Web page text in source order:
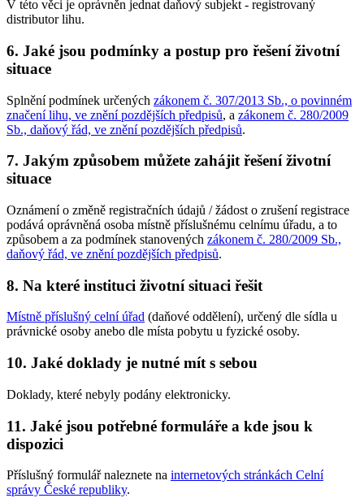
V této věci je oprávněn jednat daňový subjekt - registrovaný
distributor lihu.
6. Jaké jsou podmínky a postup pro řešení životní
situace
Splnění podmínek určených zákonem č. 307/2013 Sb., o povinném
značení lihu, ve znění pozdějších předpisů, a zákonem č. 280/2009
Sb., daňový řád, ve znění pozdějších předpisů.
7. Jakým způsobem můžete zahájit řešení životní
situace
Oznámení o změně registračních údajů / žádost o zrušení registrace
podává oprávněná osoba místně příslušnému celnímu úřadu, a to
způsobem a za podmínek stanovených zákonem č. 280/2009 Sb.,
daňový řád, ve znění pozdějších předpisů.
8. Na které instituci životní situaci řešit
Místně příslušný celní úřad (daňové oddělení), určený dle sídla u
právnické osoby anebo dle místa pobytu u fyzické osoby.
10. Jaké doklady je nutné mít s sebou
Doklady, které nebyly podány elektronicky.
11. Jaké jsou potřebné formuláře a kde jsou k
dispozici
Příslušný formulář naleznete na internetových stránkách Celní
správy České republiky.